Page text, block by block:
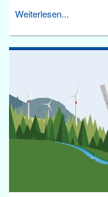
Weiterlesen...